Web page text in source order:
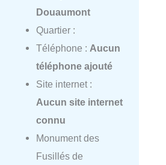
Douaumont
Quartier :
Téléphone : Aucun
téléphone ajouté
Site internet :
Aucun site internet
connu
Monument des
Fusillés de